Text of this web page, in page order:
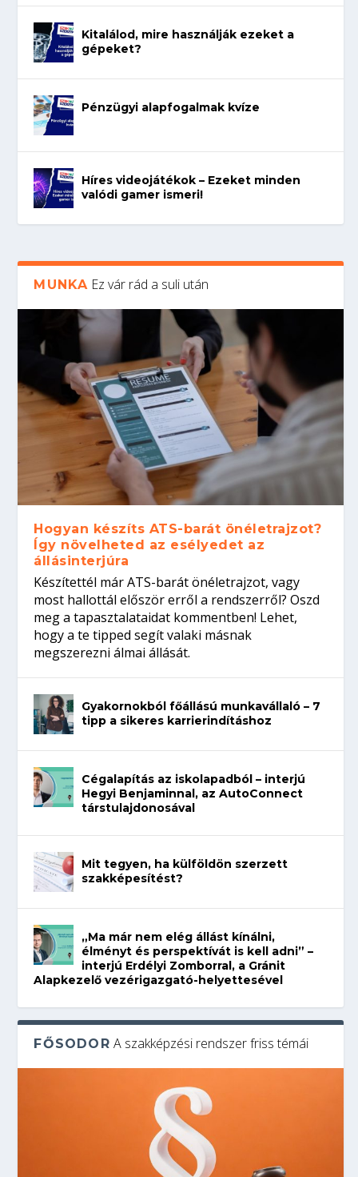
Kitalálod, mire használják ezeket a
gépeket?
Pénzügyi alapfogalmak kvíze
Híres videojátékok – Ezeket minden
valódi gamer ismeri!
MUNKA Ez vár rád a suli után
Hogyan készíts ATS-barát önéletrajzot?
Így növelheted az esélyedet az
állásinterjúra
Készítettél már ATS-barát önéletrajzot, vagy
most hallottál először erről a rendszerről? Oszd
meg a tapasztalataidat kommentben! Lehet,
hogy a te tipped segít valaki másnak
megszerezni álmai állását.
Gyakornokból főállású munkavállaló – 7
tipp a sikeres karrierindításhoz
Cégalapítás az iskolapadból – interjú
Hegyi Benjaminnal, az AutoConnect
társtulajdonosával
Mit tegyen, ha külföldön szerzett
szakképesítést?
„Ma már nem elég állást kínálni,
élményt és perspektívát is kell adni” –
interjú Erdélyi Zomborral, a Gránit
Alapkezelő vezérigazgató-helyettesével
FŐSODOR A szakképzési rendszer friss témái